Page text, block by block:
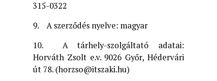
315-0322
9. A szerződés nyelve: magyar
10. A tárhely-szolgáltató adatai:
Horváth Zsolt e.v. 9026 Győr, Hédervári
út 78. (horzso@itszaki.hu)